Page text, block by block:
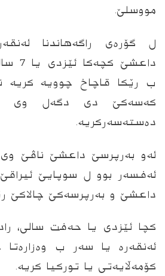
مووسلێ.
ل گۆره‌ى راگه‌هاندنا
ب رێكا قاچاخ چوویه‌ کریه‌
کەسه‌كێ دى دگه‌ل وى
ده‌سته‌سه‌ركریه.‌
ئەو بەرپرسێ داعشێ ناڤێ وى
ئەفسەر بوو ل سوپایێ
داعشێ و بەرپرسه‌كێ چالاکێ
كچا ئێزدى یا حەفت سالى،
ئەنقەرە یا سەر ب
کۆمەڵایەتی یا تورکیا کریە.